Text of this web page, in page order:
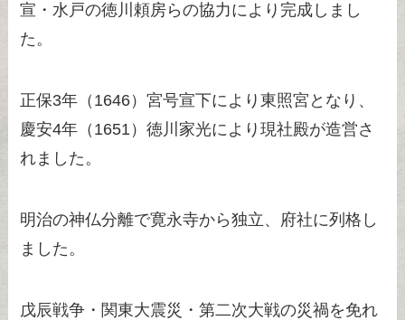
宣・水戸の徳川頼房らの協力により完成しまし
た。
正保3年（1646）宮号宣下により東照宮となり、
慶安4年（1651）徳川家光により現社殿が造営さ
れました。
明治の神仏分離で寛永寺から独立、府社に列格し
ました。
戊辰戦争・関東大震災・第二次大戦の災禍を免れ